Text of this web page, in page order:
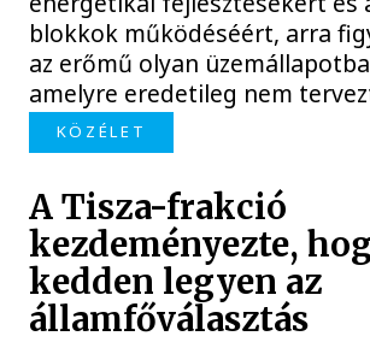
blokkok működéséért, arra
az erőmű olyan
amelyre eredetileg nem
KÖZÉLET
A Tisza-frakció
kezdeményezte,
kedden legyen az
államfőválasztás